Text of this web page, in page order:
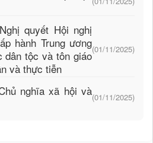
quyết Hội nghị
hành Trung ương
dân tộc và tôn giáo
và thực tiễn
(01/11/2025)
nghĩa xã hội và(01/11/2025)